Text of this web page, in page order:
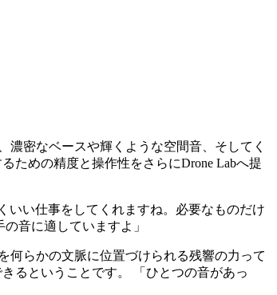
濃密なベースや輝くような空間音、そしてく
ための精度と操作性をさらにDrone Labへ提
いい仕事をしてくれますね。必要なものだけ
音に適していますよ」
何らかの文脈に位置づけられる残響の力って
るということです。 「ひとつの音があっ